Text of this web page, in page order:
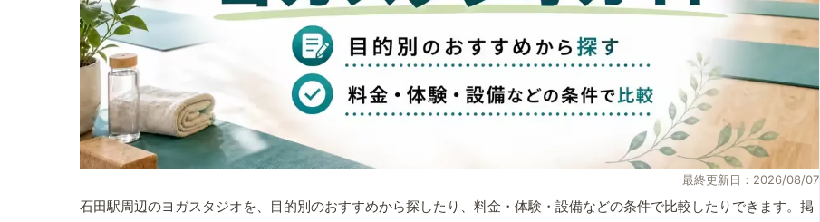
最終更新日：2026/08/07
石田駅周辺のヨガスタジオを、目的別のおすすめから探したり、料金・体験・設備などの条件で比較したりできます。掲